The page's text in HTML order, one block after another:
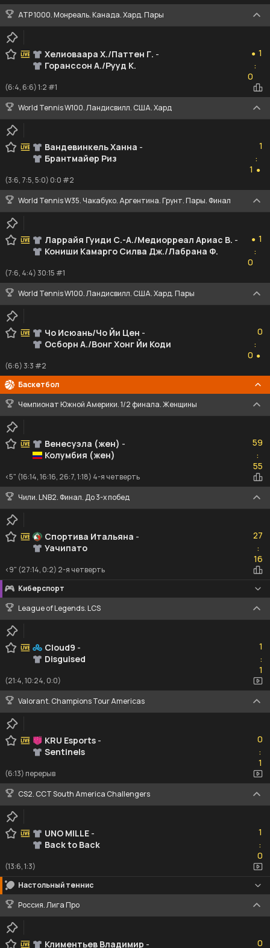
ATP 1000. Монреаль. Канада. Хард. Пары
Хелиоваара Х./Паттен Г. -
Горанссон А./Рууд К.
● 1
:
0
(6:4, 6:6) 1:2 #1
World Tennis W100. Ландисвилл. США. Хард
Вандевинкель Ханна -
Брантмайер Риз
1
:
1 ●
(3:6, 7:5, 5:0) 0:0 #2
World Tennis W35. Чакабуко. Аргентина. Грунт. Пары. Финал
Ларрайя Гуиди С.-А./Медиорреал Ариас В. -
Кониши Камарго Силва Дж./Лабрана Ф.
● 1
:
0
(7:6, 4:4) 30:15 #1
World Tennis W100. Ландисвилл. США. Хард. Пары
Чо Исюань/Чо Йи Цен -
Осборн А./Вонг Хонг Йи Коди
0
:
0 ●
(6:6) 3:3 #2
Баскетбол
Чемпионат Южной Америки. 1/2 финала. Женщины
Венесуэла (жен) -
Колумбия (жен)
59
:55
55
<5" (16:14, 16:16, 26:7, 1:18) 4-я четверть
Чили. LNB2. Финал. До 3-х побед
Спортива Итальяна -
Уачипато
27
:16
16
<9" (27:14, 0:2) 2-я четверть
Киберспорт
League of Legends. LCS
Cloud9 -
Disguised
1
:1
1
(21:4, 10:24, 0:0)
Valorant. Champions Tour Americas
KRU Esports -
Sentinels
0
:1
1
(6:13) перерыв
CS2. CCT South America Challengers
UNO MILLE -
Back to Back
1
:0
0
(13:6, 1:3)
Настольный теннис
Россия. Лига Про
Климентьев Владимир -
0